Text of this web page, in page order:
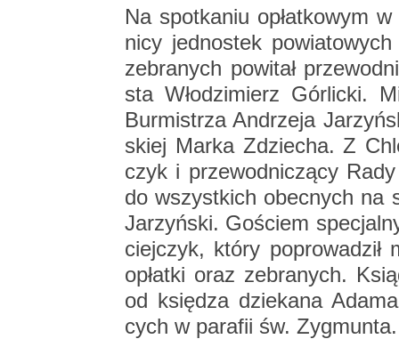
Na spo­tka­niu opłat­ko­wym
ni­cy jed­no­stek
ze­bra­nych po­wi­tał
sta Wło­dzi­mierz Gór­lic­ki.
Bur­mi­strza An­drze­ja
skiej Marka Zdzie­cha. Z
czyk i prze­wod­ni­czą­cy
do wszyst­kich obec­nych na
Ja­rzyń­ski. Go­ściem
ciej­czyk, który po­pro­wa­dził
opłat­ki oraz ze­bra­nych.
od księ­dza dzie­ka­na
cych w pa­ra­fii św. Zyg­mun­ta.